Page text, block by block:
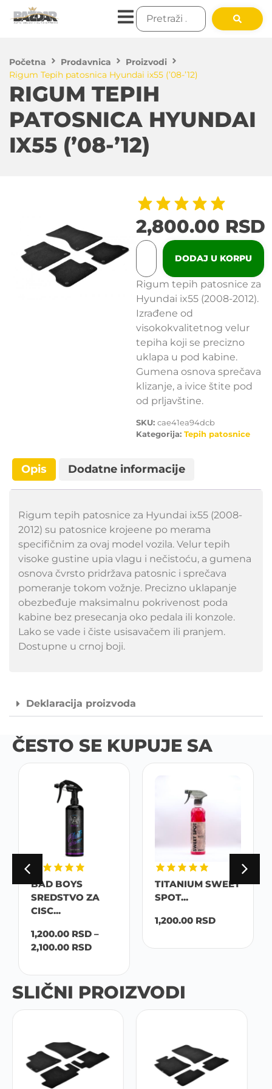
Početna Prodavnica
Proizvodi
Rigum Tepih patosnica Hyundai ix55 (’08-’12)
RIGUM TEPIH
PATOSNICA HYUNDAI
IX55 (’08-’12)
2,800.00 RSD
DODAJ U KORPU
Rigum tepih patosnice za
Hyundai ix55 (2008-2012).
Izrađene od
visokokvalitetnog velur
tepiha koji se precizno
uklapa u pod kabine.
Gumena osnova sprečava
klizanje, a ivice štite pod
od prljavštine.
SKU: cae41ea94dcb
Kategorija: Tepih patosnice
Opis Dodatne informacije
Rigum tepih patosnice za Hyundai ix55 (2008-
2012) su patosnice krojeene po merama
specifičnim za ovaj model vozila. Velur tepih
visoke gustine upia vlagu i nečistoću, a gumena
osnova čvrsto pridržava patosnic i sprečava
pomeranje tokom vožnje. Precizno uklapanje
obezbeđuje maksimalnu pokrivenost poda
kabine bez presecanja oko pedala ili konzole.
Lako se vade i čiste usisavačem ili pranjem.
Dostupne u crnoj boji.
Deklaracija proizvoda
ČESTO SE KUPUJE SA
BAD BOYS
SREDSTVO ZA
CISC...
1,200.00 RSD –
2,100.00 RSD
TITANIUM SWEET
SPOT...
1,200.00 RSD
SLIČNI PROIZVODI